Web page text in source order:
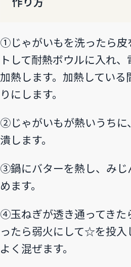
①じゃがいもを洗ったら皮
トして耐熱ボウルに入れ
加熱します。加熱してい
りにします。
②じゃがいもが熱いうちに
潰します。
③鍋にバターを熱し、みじ
めます。
④玉ねぎが透き通ってき
ったら弱火にして☆を投入
よく混ぜます。